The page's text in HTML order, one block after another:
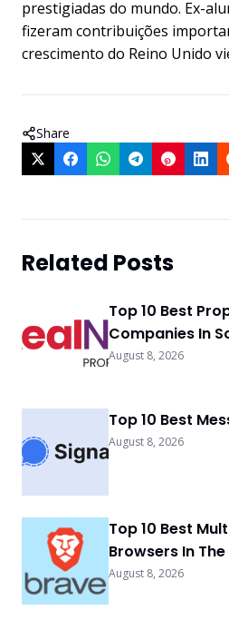
prestigiadas do mundo. Ex-
fizeram contribuições
crescimento do Reino Unido
Share
Related Posts
Top 10 Best
Companies In
August 8, 2026
Top 10 Best
August 8, 2026
Top 10 Best
Browsers In
August 8, 2026